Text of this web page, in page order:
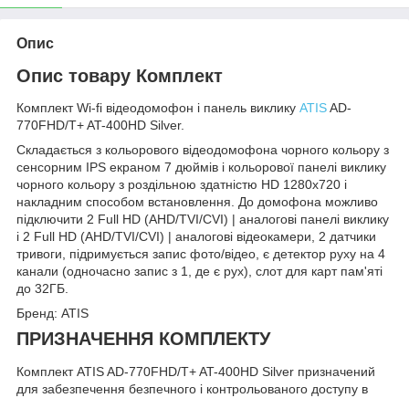
Опис
Опис товару Комплект
Комплект Wi-fi відеодомофон і панель виклику ATISAD-
770FHD/T+ AT-400HD Silver.
Складається з кольорового відеодомофона чорного кольору з
сенсорним IPS екраном 7 дюймів і кольорової панелі виклику
чорного кольору з роздільною здатністю HD 1280x720 і
накладним способом встановлення. До домофона можливо
підключити 2 Full HD (AHD/TVI/CVI) | аналогові панелі виклику
і 2 Full HD (AHD/TVI/CVI) | аналогові відеокамери, 2 датчики
тривоги, підримується запис фото/відео, є детектор руху на 4
канали (одночасно запис з 1, де є рух), слот для карт пам'яті
до 32ГБ.
Бренд: ATIS
ПРИЗНАЧЕННЯ КОМПЛЕКТУ
Комплект ATIS AD-770FHD/T+ AT-400HD Silver призначений
для забезпечення безпечного і контрольованого доступу в